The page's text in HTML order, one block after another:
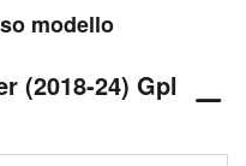
modello
(2018-24) Gpl